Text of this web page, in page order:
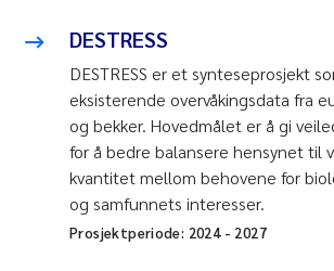
DESTRESS
DESTRESS er et synteseprosjekt
eksisterende overvåkingsdata fra
og bekker. Hovedmålet er å gi
for å bedre balansere hensynet til
kvantitet mellom behovene for
og samfunnets interesser.
Prosjektperiode: 2024- 2027